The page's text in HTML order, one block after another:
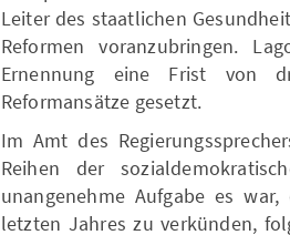
Leiter des staatlichen
Reformen voranzubringen.
Ernennung eine Frist von
Reformansätze gesetzt.
Im Amt des
Reihen der
unangenehme Aufgabe es
letzten Jahres zu verkünden,